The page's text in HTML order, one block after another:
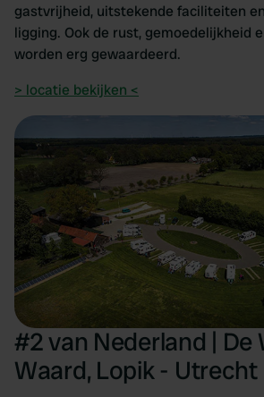
gastvrijheid, uitstekende faciliteiten
ligging. Ook de rust, gemoedelijkheid
worden erg gewaardeerd.
> locatie bekijken <
#2 van Nederland | De
Waard, Lopik - Utrecht